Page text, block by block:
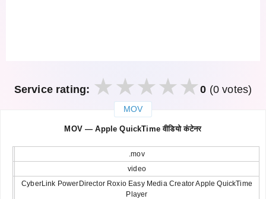
Service rating: 0 (0 votes)
MOV
MOV — Apple QuickTime वीडियो कंटेनर
.mov
video
CyberLink PowerDirector Roxio Easy Media Creator Apple QuickTime
Player